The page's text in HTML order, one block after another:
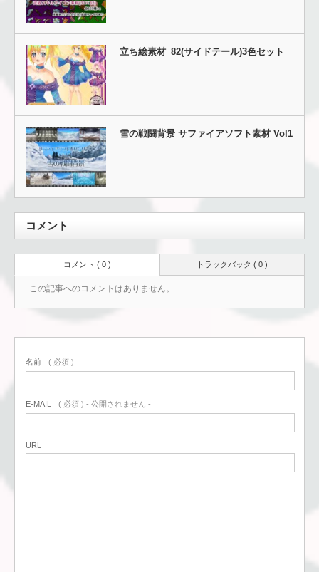
立ち絵素材_82(サイドテール)3色セット
雪の戦闘背景 サファイアソフト素材 Vol1
コメント
トラックバック ( 0 )
コメント ( 0 )
この記事へのコメントはありません。
名前 ( 必須 )
E-MAIL ( 必須 ) - 公開されません -
URL